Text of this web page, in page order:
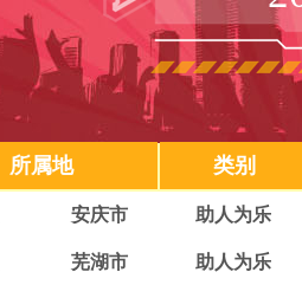
所属地 类别
安庆市 助人为乐
芜湖市 助人为乐